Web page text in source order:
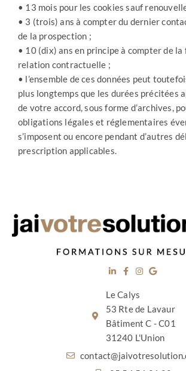
• 13 mois pour les cookies sauf
• 3 (trois) ans à compter du dernier
de la prospection ;
• 10 (dix) ans en principe à compter de la
relation contractuelle ;
• l’ensemble de ces données peut
plus longtemps que les durées précitées
de votre accord, sous forme d’archives,
obligations légales et réglementaires
s’imposent ou encore pendant d’autres
prescription applicables.
Le Calys
53 Rte de Lavaur
Bâtiment C - C01
31240 L'Union